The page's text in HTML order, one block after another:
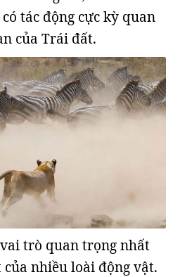
tác động cực kỳ quan
của Trái đất.
trò quan trọng nhất
nhiều loài động vật.